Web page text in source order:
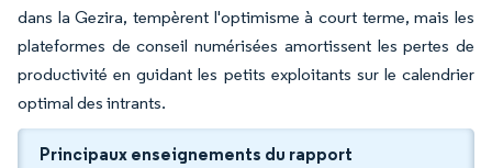
dans la Gezira, tempèrent l'optimisme à court terme, mais les
plateformes de conseil numérisées amortissent les pertes de
productivité en guidant les petits exploitants sur le calendrier
optimal des intrants.
Principaux enseignements du rapport